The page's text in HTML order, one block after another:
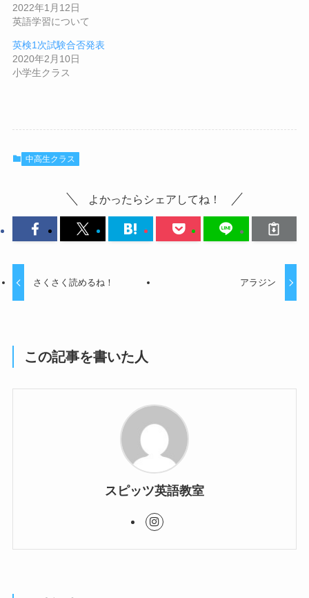
2022年1月12日
英語学習について
英検1次試験合否発表
2020年2月10日
小学生クラス
中高生クラス
よかったらシェアしてね！
さくさく読めるね！ アラジン
この記事を書いた人
スピッツ英語教室